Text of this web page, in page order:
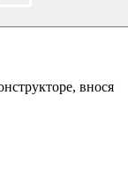
внося